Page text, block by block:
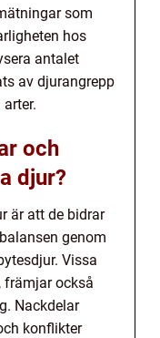
som
hos
antalet
av djurangrepp
och
djur?
är att de bidrar
genom
Vissa
främjar också
Nackdelar
konflikter